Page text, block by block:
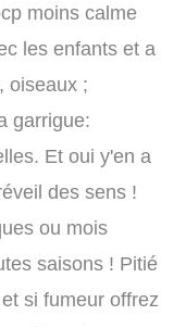
moins calme
les enfants et a
oiseaux ;
garrigue:
Et oui y'en a
des sens !
ou mois
saisons ! Pitié
si fumeur offrez